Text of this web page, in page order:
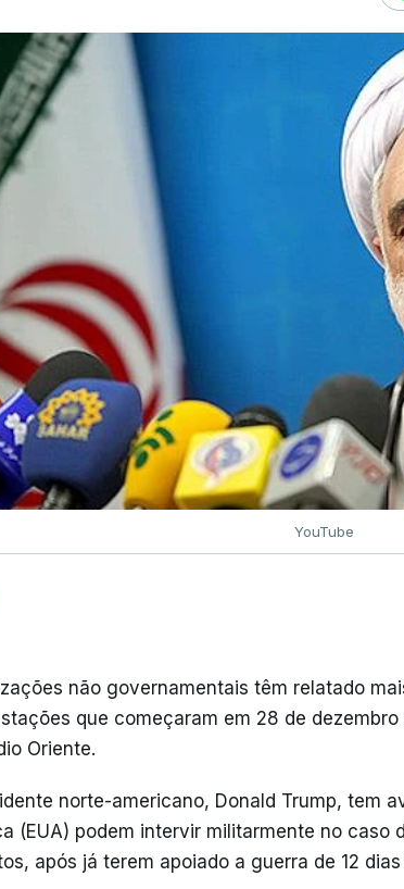
YouTube
não governamentais têm relatado
que começaram em 28 de
Oriente.
norte-americano, Donald Trump, tem
(EUA) podem intervir militarmente no caso
após já terem apoiado a guerra de 12